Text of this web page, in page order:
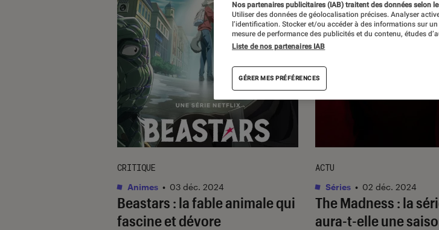
Beastars : la fable animale qui
fascine et dévore
CRITIQUE
Animes • 03 déc. 2024
The Madness : la
aura-t-elle une
ACTU
Séries • 02 déc. 2024
Nos partenaires publicitaires (IAB) traitent des données selon
Utiliser des données de géolocalisation précises. Analyser
l’identification. Stocker et/ou accéder à des informations sur
mesure de performance des publicités et du contenu, études
Liste de nos partenaires IAB
GÉRER MES PRÉFÉRENCES